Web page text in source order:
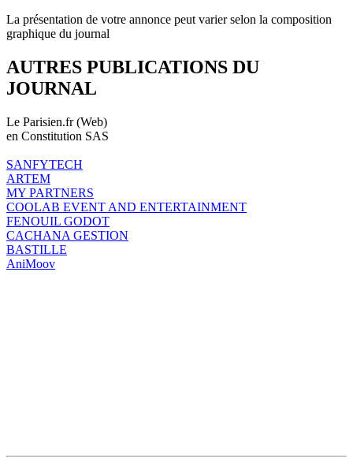
La présentation de votre annonce peut varier selon la composition
graphique du journal
AUTRES PUBLICATIONS DU
JOURNAL
Le Parisien.fr (Web)
en Constitution SAS
SANFYTECH
ARTEM
MY PARTNERS
COOLAB EVENT AND ENTERTAINMENT
FENOUIL GODOT
CACHANA GESTION
BASTILLE
AniMoov